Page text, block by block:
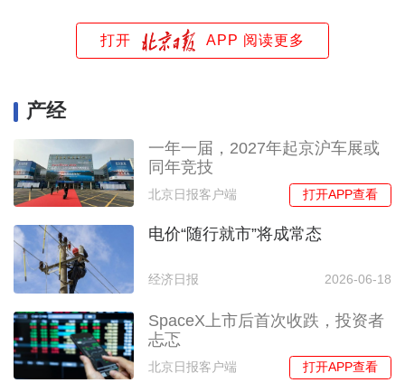
打开 APP 阅读更多
产经
一年一届，2027年起京沪车展或
同年竞技
北京日报客户端 打开APP查看
电价“随行就市”将成常态
经济日报 2026-06-18
SpaceX上市后首次收跌，投资者
忐忑
北京日报客户端 打开APP查看